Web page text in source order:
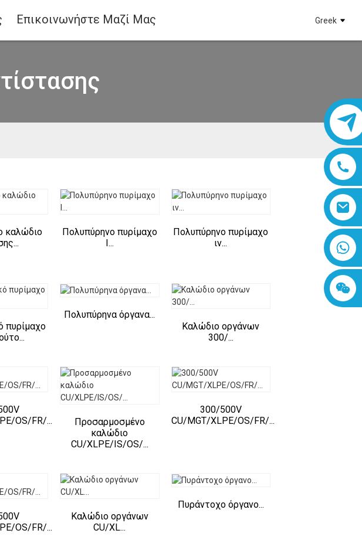
Επικοινωνήστε Μαζί Μας Greek
καλώδιο
Πολυπύρηνο πυρίμαχο
I...
Πολυπύρηνο πυρίμαχο
ιν...
πυρίμαχο
Πολυπύρηνα όργανα...
Καλώδιο οργάνων
300/...
OS/FR/...
Προσαρμοσμένο
καλώδιο
CU/XLPE/IS/OS/...
300/500V
CU/MGT/XLPE/OS/FR/...
OS/FR/...
Καλώδιο οργάνων
CU/XL...
Πυράντοχο όργανο...